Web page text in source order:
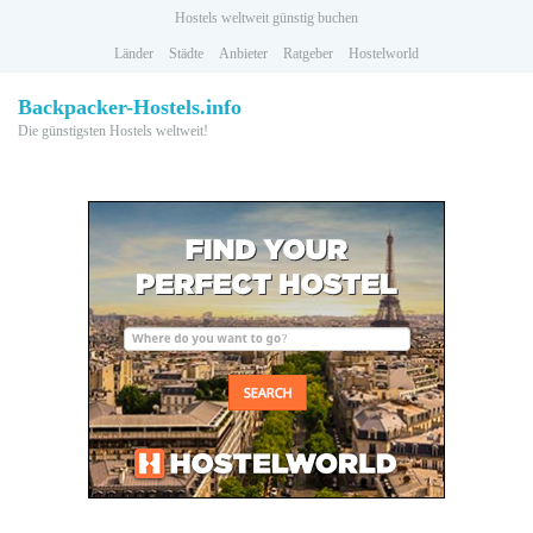
Hostels weltweit günstig buchen
Länder Städte Anbieter Ratgeber Hostelworld
Backpacker-Hostels.info
Die günstigsten Hostels weltweit!